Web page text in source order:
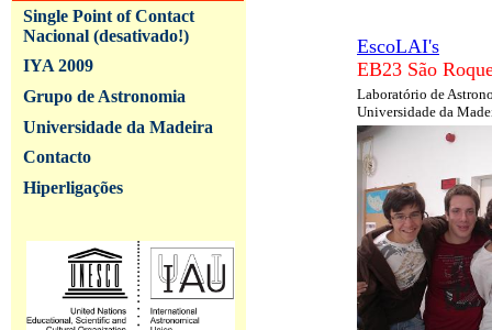
Single Point of Contact
Nacional (desativado!)
IYA 2009
Grupo de Astronomia
Universidade da Madeira
Contacto
Hiperligações
EscoLAI's
EB23 São
Laboratório de
Universidade da